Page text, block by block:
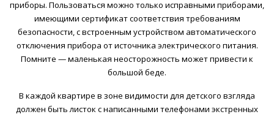
приборы. Пользоваться можно только исправными приборами,
имеющими сертификат соответствия требованиям
безопасности, с встроенным устройством автоматического
отключения прибора от источника электрического питания.
Помните — маленькая неосторожность может привести к
большой беде.
В каждой квартире в зоне видимости для детского взгляда
должен быть листок с написанными телефонами экстренных